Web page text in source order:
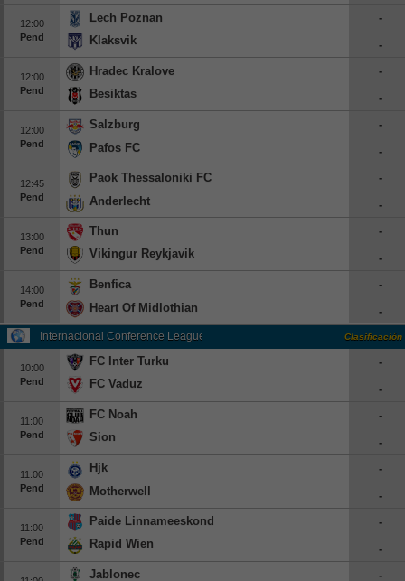
12:00
Pend
Lech Poznan
Klaksvik
-
-
12:00
Pend
Hradec Kralove
Besiktas
-
-
12:00
Pend
Salzburg
Pafos FC
-
-
12:45
Pend
Paok Thessaloniki FC
Anderlecht
-
-
13:00
Pend
Thun
Vikingur Reykjavik
-
-
14:00
Pend
Benfica
Heart Of Midlothian
-
-
Internacional Conference League Qualification Clasificación
10:00
Pend
FC Inter Turku
FC Vaduz
-
-
11:00
Pend
FC Noah
Sion
-
-
11:00
Pend
Hjk
Motherwell
-
-
11:00
Pend
Paide Linnameeskond
Rapid Wien
-
-
Jablonec
-